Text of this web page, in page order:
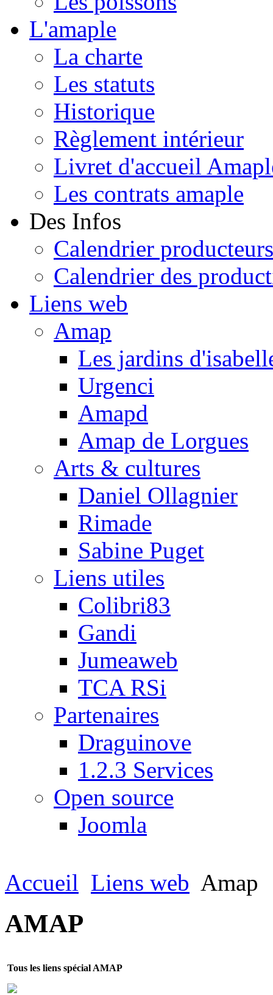
L'amaple
La charte
Les statuts
Historique
Règlement intérieur
Livret d'accueil
Les contrats amaple
Des Infos
Calendrier producteurs
Calendrier des
Liens web
Amap
Les jardins
Urgenci
Amapd
Amap de Lorgues
Arts & cultures
Daniel Ollagnier
Rimade
Sabine Puget
Liens utiles
Colibri83
Gandi
Jumeaweb
TCA RSi
Partenaires
Draguinove
1.2.3 Services
Open source
Joomla
Accueil Liens web Amap
AMAP
Tous les liens spécial AMAP